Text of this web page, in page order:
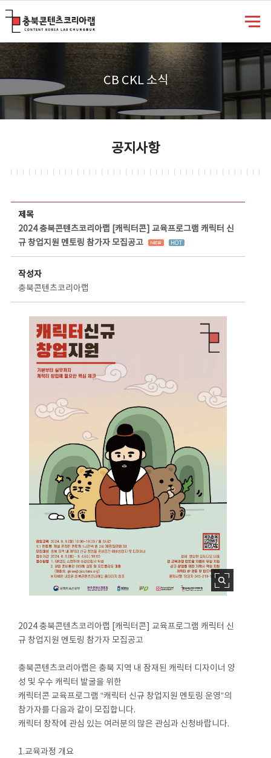
CB CKL 소식
공지사항
제목
2024 충북콘텐츠코리아랩 [캐릭터콘] 교육프로그램 캐릭터 신
규 창업지원 멘토링 참가자 모집공고
작성자
충북콘텐츠코리아랩
2024 충북콘텐츠코리아랩 [캐릭터콘] 교육프로그램 캐릭터 신
규 창업지원 멘토링 참가자 모집공고
충북콘텐츠코리아랩은 충북 지역 내 잠재된 캐릭터 디자이너 양
성 및 우수 캐릭터 발굴을 위한
캐릭터콘 교육프로그램 “캐릭터 신규 창업지원 멘토링 운영”의
참가자를 다음과 같이 모집합니다.
캐릭터 창작에 관심 있는 여러분의 많은 관심과 신청바랍니다.
1.교육과정 개요